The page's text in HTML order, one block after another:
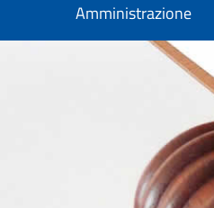
Amministrazione